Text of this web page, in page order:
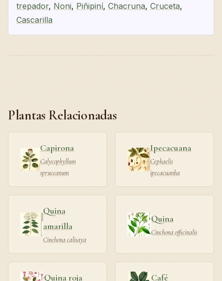
trepador, Noni, Piñipiní, Chacruna, Cruceta,
Cascarilla
Plantas Relacionadas
Capirona
Calycophyllum
spruceanum
Ipecacuana
Cephaelis
ipecacuanha
Quina
amarilla
Cinchona calisaya
Quina
Cinchona officinalis
Quina roja Café